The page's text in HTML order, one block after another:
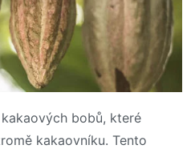
bobů, které
kakaovníku. Tento